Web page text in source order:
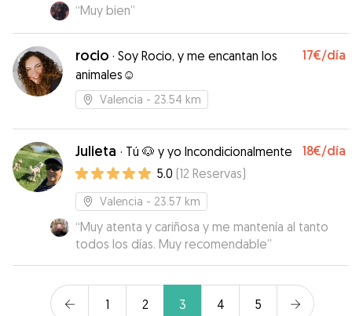
“Muy bien”
rocio · Soy Rocio, y me encantan los
animales☺️
17€/día
Valencia - 23.54 km
Julieta · Tú 🐶 y yo Incondicionalmente 18€/día
5.0 (12 Reservas)
Valencia - 23.57 km
“Muy atenta y cariñosa y me mantenía al tanto
todos los días. Muy recomendable”
1 2 3 4 5